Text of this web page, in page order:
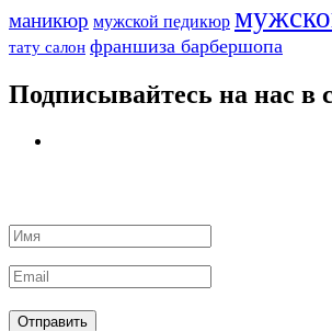
маникюр мужской педикюр
тату салон франшиза барбершопа
Подписывайтесь на нас в